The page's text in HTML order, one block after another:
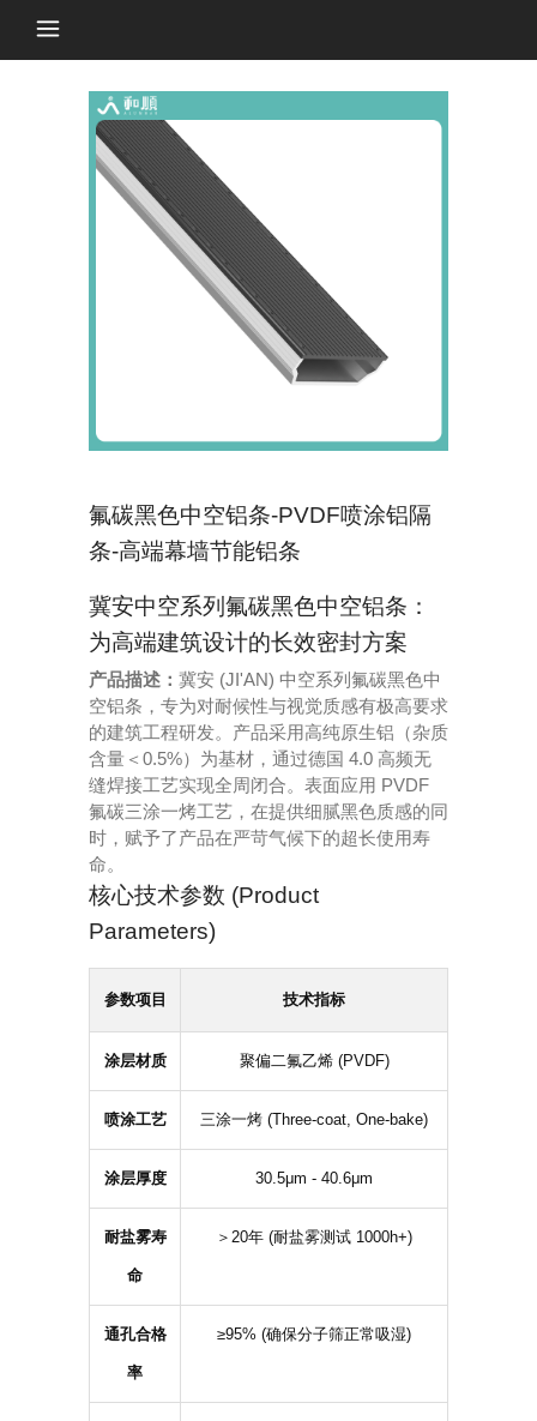
氟碳黑色中空铝条-PVDF喷涂铝隔
条-高端幕墙节能铝条
冀安中空系列氟碳黑色中空铝条：
为高端建筑设计的长效密封方案
产品描述： 冀安 (JI'AN) 中空系列氟碳黑色中
空铝条，专为对耐候性与视觉质感有极高要求
的建筑工程研发。产品采用高纯原生铝（杂质
含量＜0.5%）为基材，通过德国 4.0 高频无
缝焊接工艺实现全周闭合。表面应用 PVDF
氟碳三涂一烤工艺，在提供细腻黑色质感的同
时，赋予了产品在严苛气候下的超长使用寿
命。
核心技术参数 (Product
Parameters)
参数项目 技术指标
涂层材质 聚偏二氟乙烯 (PVDF)
喷涂工艺 三涂一烤 (Three-coat, One-bake)
涂层厚度 30.5μm - 40.6μm
耐盐雾寿
命
＞20年 (耐盐雾测试 1000h+)
通孔合格
率
≥95% (确保分子筛正常吸湿)